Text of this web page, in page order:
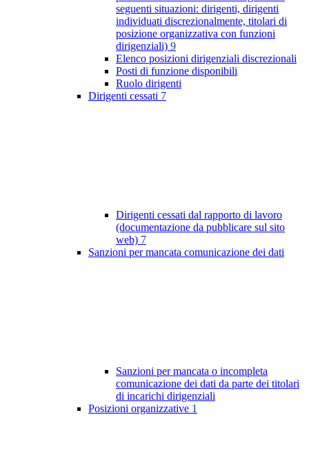
seguenti situazioni: dirigenti, dirigenti
individuati discrezionalmente, titolari di
posizione organizzativa con funzioni
dirigenziali) 9
Elenco posizioni dirigenziali discrezionali
Posti di funzione disponibili
Ruolo dirigenti
Dirigenti cessati 7
Dirigenti cessati dal rapporto di lavoro
(documentazione da pubblicare sul sito
web) 7
Sanzioni per mancata comunicazione dei dati
Sanzioni per mancata o incompleta
comunicazione dei dati da parte dei titolari
di incarichi dirigenziali
Posizioni organizzative 1